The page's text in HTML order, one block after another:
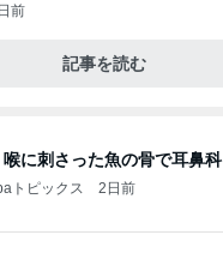
前
記事を読む
喉に刺さった魚の骨で耳鼻科
トピックス 2日前